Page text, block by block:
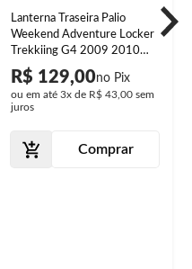
Lanterna Traseira Palio
Weekend Adventure Locker
Trekkiing G4 2009 2010
2011 2012 Tampa Porta
Malas Bicolor com Lente em
Acrilíco
R$ 129,00
ou em até 3x de R$ 43,00 sem
juros
Comprar